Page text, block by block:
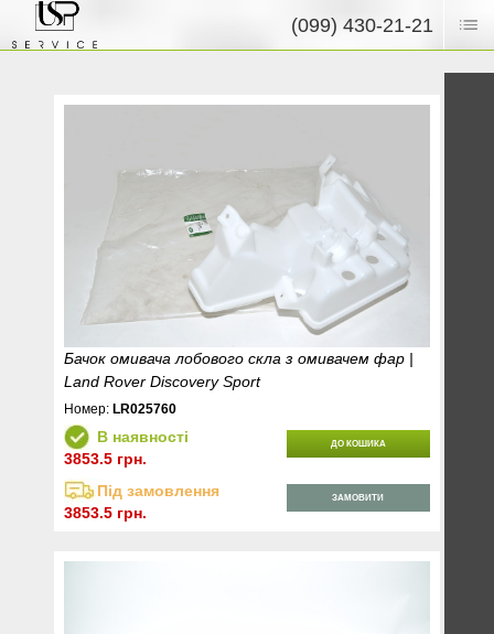
(099) 430-21-21
Бачок омивача лобового скла з омивачем фар |
Land Rover Discovery Sport
Номер: LR025760
В наявності
3853.5 грн.
ДО КОШИКА
Під замовлення
3853.5 грн.
ЗАМОВИТИ